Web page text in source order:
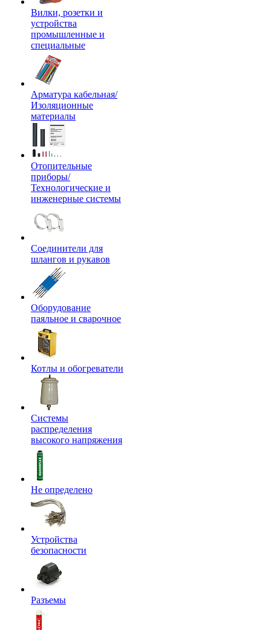
Вилки, розетки и
устройства
промышленные и
специальные
Арматура кабельная/
Изоляционные
материалы
Отопительные
приборы/
Технологические и
инженерные системы
Соединители для
шлангов и рукавов
Оборудование
паяльное и сварочное
Котлы и обогреватели
Системы
распределения
высокого напряжения
Не определено
Устройства
безопасности
Разъемы